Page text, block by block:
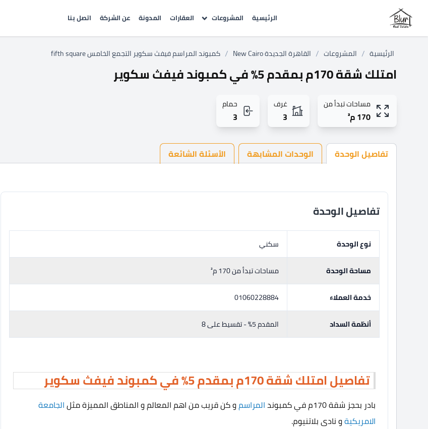
الرئيسية المشروعات العقارات المدونة عن الشركة اتصل بنا
الرئيسية / المشروعات / القاهرة الجديدة New Cairo / كمبوند المراسم فيفث سكوير التجمع الخامس fifth square
امتلك شقة 170م بمقدم 5% في كمبوند فيفث سكوير
مساحات تبدأ من
170 م²
غرف
3
حمام
3
تفاصيل الوحدة الوحدات المشابهة الأسئلة الشائعة
تفاصيل الوحدة
نوع الوحدة سكني
مساحة الوحدة مساحات تبدأ من 170 م²
خدمة العملاء 01060228884
أنظمة السداد المقدم 5% - تقسيط على 8
تفاصيل امتلك شقة 170م بمقدم 5% في كمبوند فيفث سكوير
بادر بحجز شقة 170م في كمبوند المراسمو كن قريب من اهم المعالم و المناطق المميزة مثلالجامعة
الامريكيةو نادى بلاتنيوم.